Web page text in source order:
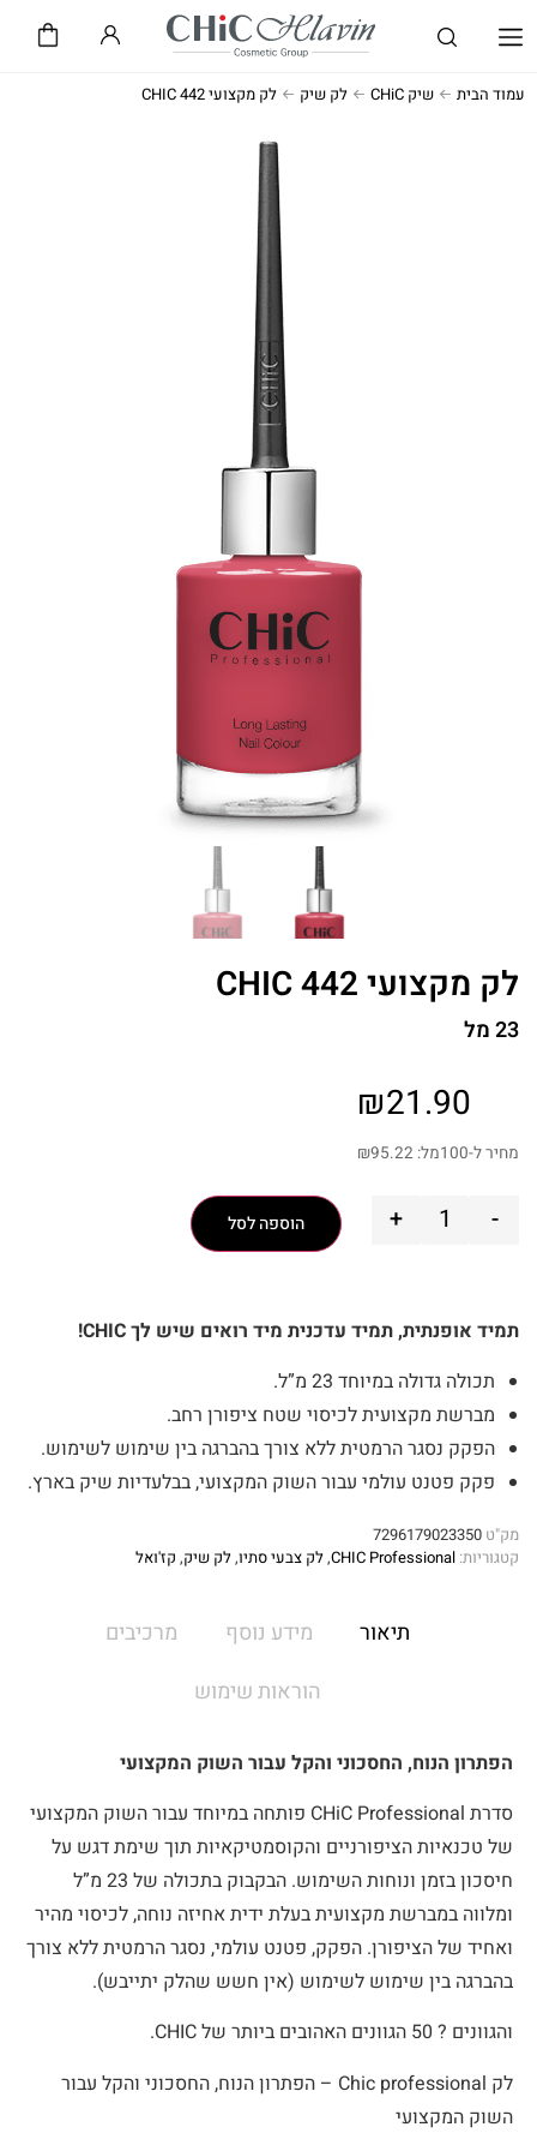
עמוד הבית שיק CHiC לק שיק לק מקצועי CHIC 442
לק מקצועי CHIC 442
23 מל
₪21.90
מחיר ל-100מל: ₪95.22
-
+ הוספה לסל
תמיד אופנתית, תמיד עדכנית מיד רואים שיש לך CHIC!
תכולה גדולה במיוחד 23 מ”ל.
מברשת מקצועית לכיסוי שטח ציפורן רחב.
הפקק נסגר הרמטית ללא צורך בהברגה בין שימוש לשימוש.
פקק פטנט עולמי עבור השוק המקצועי, בבלעדיות שיק בארץ.
מק"ט 7296179023350
קטגוריות: CHIC Professional
,לק צבעי סתיו,לק שיק, קז'ואל
תיאור מידע נוסף
מרכיבים
הוראות שימוש
הפתרון הנוח, החסכוני והקל עבור השוק המקצועי
סדרת CHiC Professional פותחה במיוחד עבור השוק המקצועי
של טכנאיות הציפורניים והקוסמטיקאיות תוך שימת דגש על
חיסכון בזמן ונוחות השימוש. הבקבוק בתכולה של 23 מ”ל
ומלווה במברשת מקצועית בעלת ידית אחיזה נוחה, לכיסוי מהיר
ואחיד של הציפורן. הפקק, פטנט עולמי, נסגר הרמטית ללא צורך
בהברגה בין שימוש לשימוש (אין חשש שהלק יתייבש).
והגוונים ? 50 הגוונים האהובים ביותר של CHIC.
לק Chic professional – הפתרון הנוח, החסכוני והקל עבור
השוק המקצועי